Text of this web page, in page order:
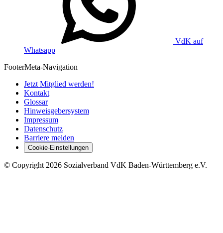
VdK auf
Whatsapp
FooterMeta-Navigation
Jetzt Mitglied werden!
Kontakt
Glossar
Hinweisgebersystem
Impressum
Datenschutz
Barriere melden
Cookie-Einstellungen
© Copyright 2026 Sozialverband VdK Baden-Württemberg e.V.